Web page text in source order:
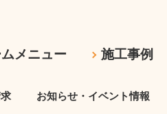
メニュー 施工事例
お知らせ・イベント情報